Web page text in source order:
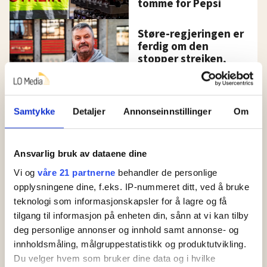
Samtykke Detaljer Annonseinnstillinger Om
Ansvarlig bruk av dataene dine
Vi og våre 21 partnerne behandler de personlige
opplysningene dine, f.eks. IP-nummeret ditt, ved å bruke
teknologi som informasjonskapsler for å lagre og få
tilgang til informasjon på enheten din, sånn at vi kan tilby
deg personlige annonser og innhold samt annonse- og
innholdsmåling, målgruppestatistikk og produktutvikling.
Du velger hvem som bruker dine data og i hvilke
tomme for Pepsi
Støre-regjeringen er
ferdig om den
stopper streiken,
tror tillitsvalgt
Lønnsoppgjøret 2023
Derfor vil NHO-sjefen ha